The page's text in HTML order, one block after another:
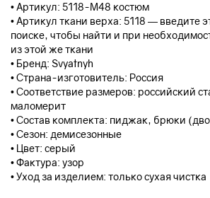
• Артикул: 5118-М48 костюм
• Артикул ткани верха: 5118 — введите
поиске, чтобы найти и при
из этой же ткани
• Бренд: Svyatnyh
• Страна-изготовитель: Россия
• Соответствие размеров: российский
маломерит
• Состав комплекта: пиджак, брюки
• Сезон: демисезонные
• Цвет: серый
• Фактура: узор
• Уход за изделием: только сухая чистка